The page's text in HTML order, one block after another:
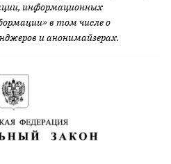
информационных
в том числе о
и анонимайзерах.